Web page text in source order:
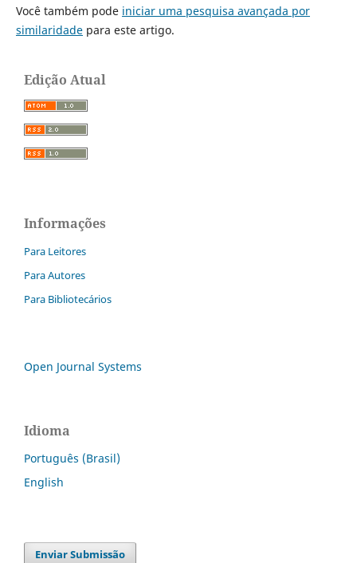
Você também pode iniciar uma pesquisa avançada por
similaridadepara este artigo.
Edição Atual
Informações
Para Leitores
Para Autores
Para Bibliotecários
Open Journal Systems
Idioma
Português (Brasil)
English
Enviar Submissão